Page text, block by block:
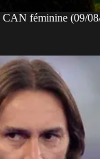
féminine (09/